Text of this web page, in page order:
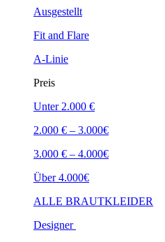
Ausgestellt
Fit and Flare
A-Linie
Preis
Unter 2.000 €
2.000 € – 3.000€
3.000 € – 4.000€
Über 4.000€
ALLE BRAUTKLEIDER
Designer